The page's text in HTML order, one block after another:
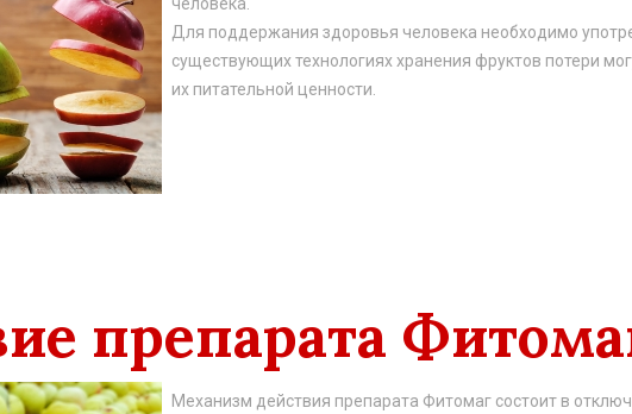
Для поддержания здоровья человека необходимо
существующих технологиях хранения фруктов потери
их питательной ценности.
препарата
Механизм действия препарата Фитомаг состоит в